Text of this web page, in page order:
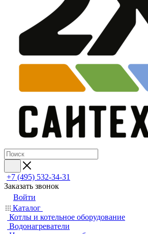
+7 (495) 532‑34‑31
Заказать звонок
Войти
Каталог
Котлы и котельное оборудование
Водонагреватели